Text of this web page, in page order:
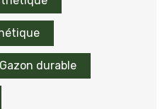
Gazon durable